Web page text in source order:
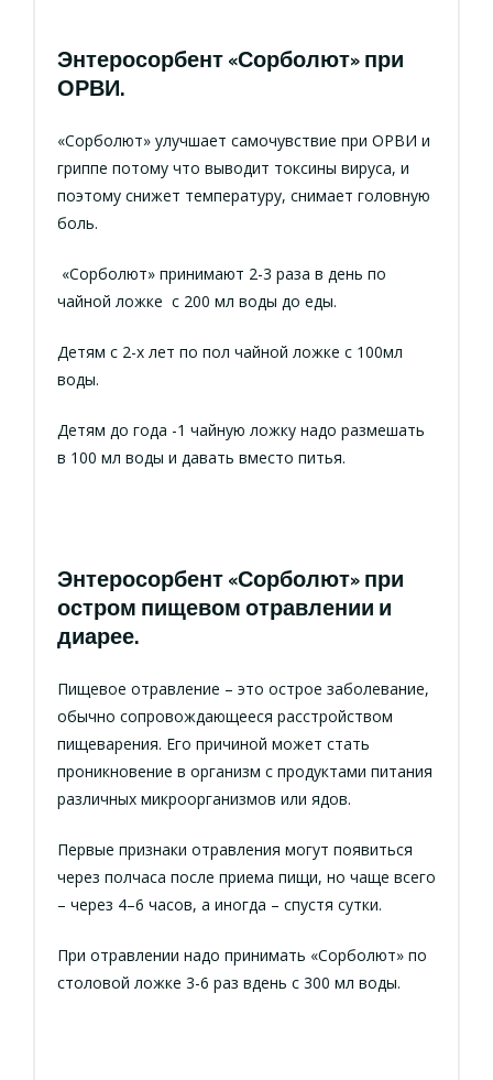
Энтеросорбент «Сорболют» при
ОРВИ.
«Сорболют» улучшает самочувствие при ОРВИ и
гриппе потому что выводит токсины вируса, и
поэтому снижет температуру, снимает головную
боль.
«Сорболют» принимают 2-3 раза в день по
чайной ложке с 200 мл воды до еды.
Детям с 2-х лет по пол чайной ложке с 100мл
воды.
Детям до года -1 чайную ложку надо размешать
в 100 мл воды и давать вместо питья.
Энтеросорбент «Сорболют» при
остром пищевом отравлении и
диарее.
Пищевое отравление – это острое заболевание,
обычно сопровождающееся расстройством
пищеварения. Его причиной может стать
проникновение в организм с продуктами питания
различных микроорганизмов или ядов.
Первые признаки отравления могут появиться
через полчаса после приема пищи, но чаще всего
– через 4–6 часов, а иногда – спустя сутки.
При отравлении надо принимать «Сорболют» по
столовой ложке 3-6 раз вдень с 300 мл воды.